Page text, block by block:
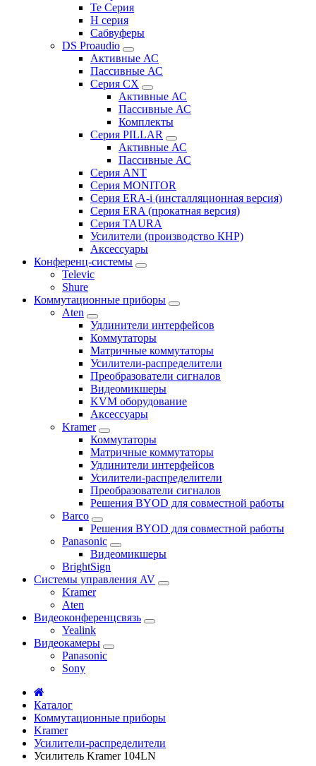
Te Серия
H серия
Сабвуферы
DS Proaudio
Активные АС
Пассивные АС
Серия CX
Активные АС
Пассивные АС
Комплекты
Серия PILLAR
Активные АС
Пассивные АС
Серия ANT
Серия MONITOR
Серия ERA-i (инсталляционная версия)
Серия ERA (прокатная версия)
Серия TAURA
Усилители (производство КНР)
Аксессуары
Конференц-системы
Televic
Shure
Коммутационные приборы
Aten
Удлинители интерфейсов
Коммутаторы
Матричные коммутаторы
Усилители-распределители
Преобразователи сигналов
Видеомикшеры
KVM оборудование
Аксессуары
Kramer
Коммутаторы
Матричные коммутаторы
Удлинители интерфейсов
Усилители-распределители
Преобразователи сигналов
Решения BYOD для совместной работы
Barco
Решения BYOD для совместной работы
Panasonic
Видеомикшеры
BrightSign
Системы управления AV
Kramer
Aten
Видеоконференцсвязь
Yealink
Видеокамеры
Panasonic
Sony
Каталог
Коммутационные приборы
Kramer
Усилители-распределители
Усилитель Kramer 104LN